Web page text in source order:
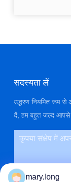
सदस्यता लें
उद्धरण नियमित रूप से
दें, हम बहुत जल्द आपसे
mary.long